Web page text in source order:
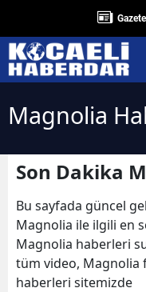
Magnolia
Son Dakika
Bu sayfada güncel
Magnolia ile ilgili en
Magnolia haberleri
tüm video, Magnolia
haberleri sitemizde